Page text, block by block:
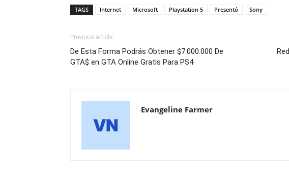
TAGS Internet Microsoft Playstation 5 Presentó Sony
Previous article
De Esta Forma Podrás Obtener $7.000.000 De
GTA$ en GTA Online Gratis Para PS4
Evangeline Farmer